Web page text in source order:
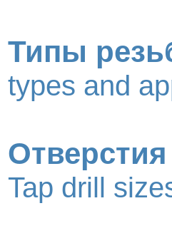
Типы
types and
Tap drill